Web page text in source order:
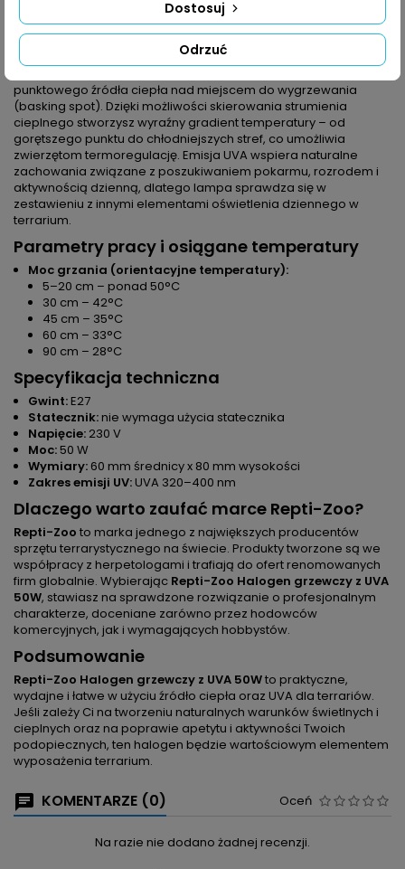
stosowania statecznika upraszczają montaż w typowych
oprawach terrarystycznych.
punktowego źródła ciepła nad miejscem do wygrzewania
(basking spot). Dzięki możliwości skierowania strumienia
cieplnego stworzysz wyraźny gradient temperatury – od
gorętszego punktu do chłodniejszych stref, co umożliwia
zwierzętom termoregulację. Emisja UVA wspiera naturalne
zachowania związane z poszukiwaniem pokarmu, rozrodem i
aktywnością dzienną, dlatego lampa sprawdza się w
zestawieniu z innymi elementami oświetlenia dziennego w
terrarium.
Parametry pracy i osiągane temperatury
Moc grzania (orientacyjne temperatury):
5–20 cm – ponad 50°C
30 cm – 42°C
45 cm – 35°C
60 cm – 33°C
90 cm – 28°C
Specyfikacja techniczna
Gwint:E27
Statecznik:nie wymaga użycia statecznika
Napięcie: 230 V
Moc:50 W
Wymiary: 60 mm średnicy x 80 mm wysokości
Zakres emisji UV:UVA 320–400 nm
Dlaczego warto zaufać marce Repti-Zoo?
Repti-Zoo to marka jednego z największych producentów
sprzętu terrarystycznego na świecie. Produkty tworzone są we
współpracy z herpetologami i trafiają do ofert renomowanych
firm globalnie. Wybierając Repti-Zoo Halogen grzewczy z UVA
50W, stawiasz na sprawdzone rozwiązanie o profesjonalnym
charakterze, doceniane zarówno przez hodowców
komercyjnych, jak i wymagających hobbystów.
Podsumowanie
Repti-Zoo Halogen grzewczy z UVA 50Wto praktyczne,
wydajne i łatwe w użyciu źródło ciepła oraz UVA dla terrariów.
Jeśli zależy Ci na tworzeniu naturalnych warunków świetlnych i
cieplnych oraz na poprawie apetytu i aktywności Twoich
podopiecznych, ten halogen będzie wartościowym elementem
wyposażenia terrarium.
KOMENTARZE (0) Oceń
Na razie nie dodano żadnej recenzji.
Odrzuć
Dostosuj